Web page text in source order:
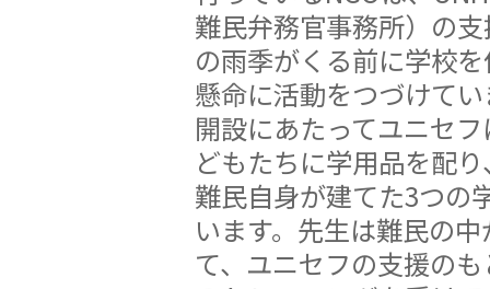
難民弁務官事務所）の
の雨季がくる前に学校
懸命に活動をつづけて
開設にあたってユニセ
どもたちに学用品を配
難民自身が建てた3つの
います。先生は難民の
て、ユニセフの支援の